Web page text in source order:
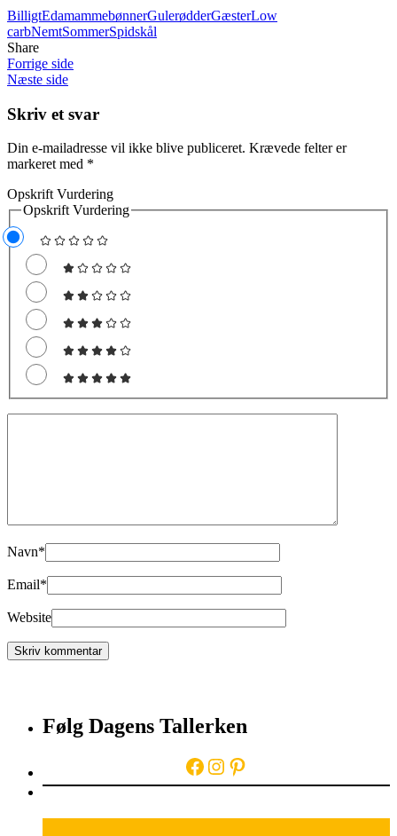
BilligtEdamammebønnerGulerødderGæsterLow
carbNemtSommerSpidskål
Share
Forrige side
Næste side
Skriv et svar
Din e-mailadresse vil ikke blive publiceret. Krævede felter er
markeret med *
Opskrift Vurdering
Opskrift Vurdering
Navn*
Email*
Website
Følg Dagens Tallerken
Facebook
Instagram
Pinterest